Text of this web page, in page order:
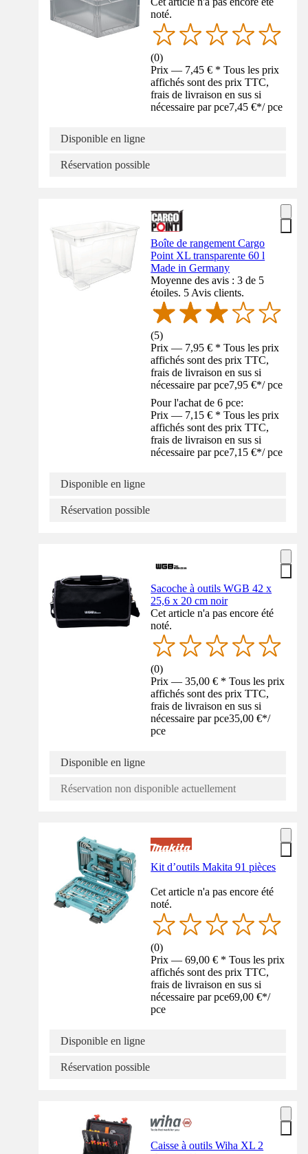
noté.
(0)
Prix — 7,45 € * Tous les prix
affichés sont des prix TTC,
frais de livraison en sus si
nécessaire par pce7,45 €*/ pce
Disponible en ligne
Réservation possible
Boîte de rangement Cargo
Point XL transparente 60 l
Made in Germany
Moyenne des avis : 3 de 5
étoiles. 5 Avis clients.
(5)
Prix — 7,95 € * Tous les prix
affichés sont des prix TTC,
frais de livraison en sus si
nécessaire par pce7,95 €*/ pce
Pour l'achat de 6 pce:
Prix — 7,15 € * Tous les prix
affichés sont des prix TTC,
frais de livraison en sus si
nécessaire par pce7,15 €*/ pce
Disponible en ligne
Réservation possible
Sacoche à outils WGB 42 x
25,6 x 20 cm noir
Cet article n'a pas encore été
noté.
(0)
Prix — 35,00 € * Tous les prix
affichés sont des prix TTC,
frais de livraison en sus si
nécessaire par pce35,00 €*/
pce
Disponible en ligne
Réservation non disponible actuellement
Kit d’outils Makita 91 pièces
Cet article n'a pas encore été
noté.
(0)
Prix — 69,00 € * Tous les prix
affichés sont des prix TTC,
frais de livraison en sus si
nécessaire par pce69,00 €*/
pce
Disponible en ligne
Réservation possible
Caisse à outils Wiha XL 2